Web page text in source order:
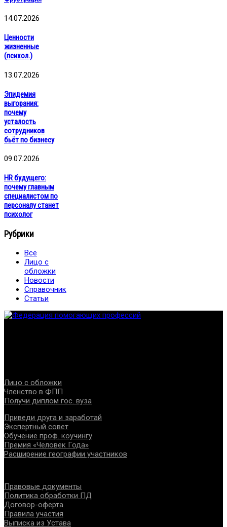
14.07.2026
Ценности
жизненные
(психол.)
13.07.2026
Эпидемия
выгорания:
почему
усталость
сотрудников
бьёт по бизнесу
09.07.2026
HR будущего:
почему главным
специалистом по
персоналу станет
психолог
Рубрики
Все
Лицо с
обложки
Новости
Справочник
Статьи
Лицо с обложки
Членство в ФПП
Получи диплом гос. вуза
Приведи друга и заработай
Экспертный совет
Обучение проф. коучингу
Премия «Человек Года»
Расширение географии участников
Правовые документы
Политика обработки ПД
Договор-оферта
Правила участия
Выписка из Устава